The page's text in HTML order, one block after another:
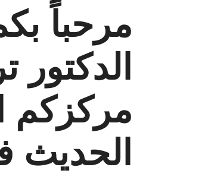
مرحباً
الحديث